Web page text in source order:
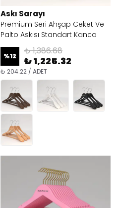
Askı Sarayı
Premium Seri Ahşap Ceket Ve
Palto Askısı Standart Kanca
%12 ₺ 1,386.68
₺ 1,225.32
₺ 204.22 / ADET